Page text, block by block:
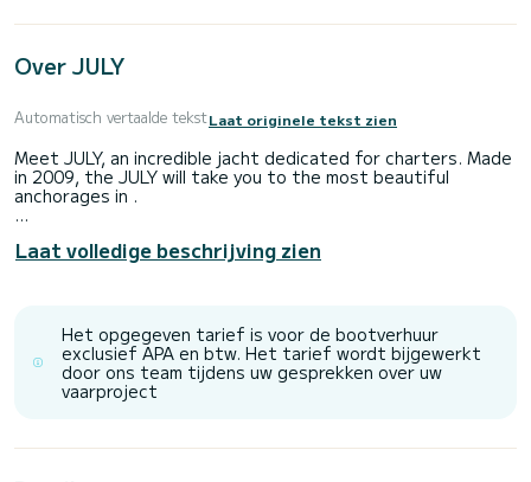
Over JULY
Automatisch vertaalde tekstLaat originele tekst zien
Meet JULY, an incredible jacht dedicated for charters. Made
in 2009, the JULY will take you to the most beautiful
anchorages in .
people. With an overall length of 20 meters, it will be your
best ally to spend an exceptional vacation on the water in
Voor uw comfort heeft JULY 3 toiletten met douche aan
boord.
Het heeft de volgende uitrusting: TV, Buitenluidsprekers,
Wifi en internet, Buitendouche, Watermaker, Barbecue, A/C.
Laat volledige beschrijving zien
Het opgegeven tarief is voor de bootverhuur
exclusief APA en btw. Het tarief wordt bijgewerkt
door ons team tijdens uw gesprekken over uw
vaarproject